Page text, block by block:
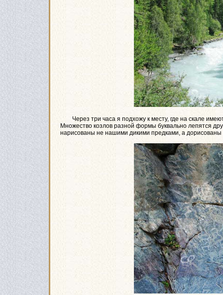
Через три часа я подхожу к месту, где на скале
Множество козлов разной формы буквально лепятся
нарисованы не нашими дикими предками, а